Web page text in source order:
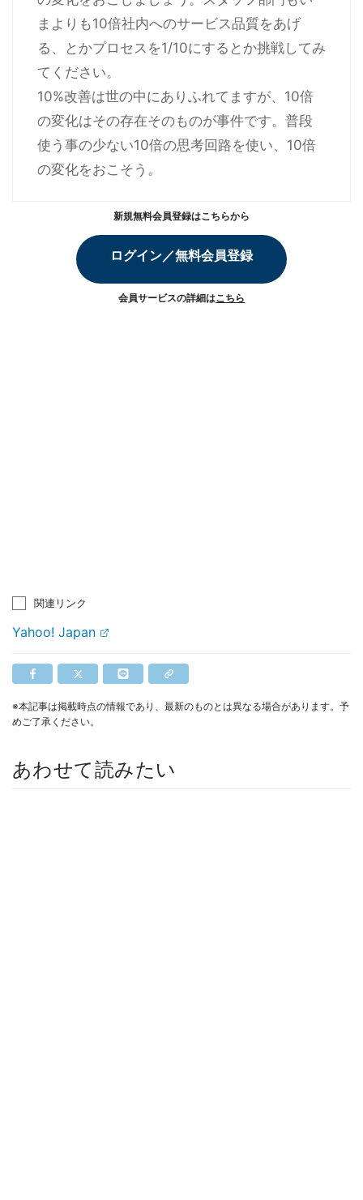
まよりも10倍社内へのサービス品質をあげ
る、とかプロセスを1/10にするとか挑戦してみ
てください。
10%改善は世の中にありふれてますが、10倍
の変化はその存在そのものが事件です。普段
使う事の少ない10倍の思考回路を使い、10倍
の変化をおこそう。
新規無料会員登録はこちらから
ログイン／無料会員登録
会員サービスの詳細はこちら
関連リンク
Yahoo! Japan
※本記事は掲載時点の情報であり、最新のものとは異なる場合があります。予
めご了承ください。
あわせて読みたい